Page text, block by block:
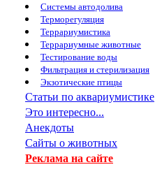
Системы автодолива
Терморегуляция
Террариумистика
Террариумные животные
Тестирование воды
Фильтрация и стерилизация
Экзотические птицы
Статьи по аквариумистике
Это интересно...
Анекдоты
Сайты о животных
Реклама на сайте